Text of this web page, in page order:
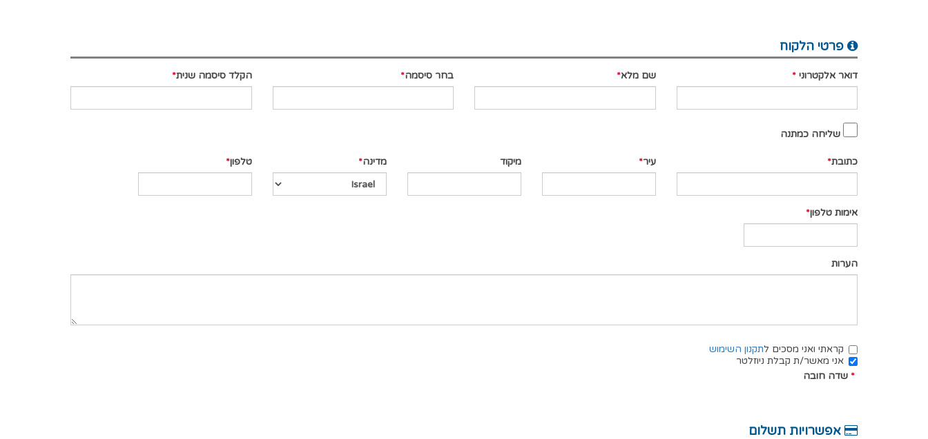
פרטי הלקוח
דואר אלקטרוני שם מלא בחר סיסמה הקלד סיסמה שנית
שליחה כמתנה
כתובת עיר מיקוד מדינה טלפון
אימות טלפון
הערות
קראתי ואני מסכים לתקנון השימוש
אני מאשר/ת קבלת ניוזלטר
* שדה חובה
אפשרויות תשלום